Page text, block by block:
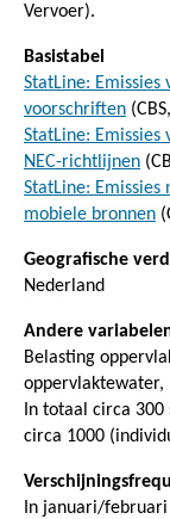
Vervoer).
Basistabel
StatLine: Emissies
voorschriften
StatLine:
NEC-richtlijnen
StatLine:
mobiele bronnen
Geografische
Nederland
Andere
Belasting
oppervlaktewater,
In totaal circa
circa 1000
In januari/